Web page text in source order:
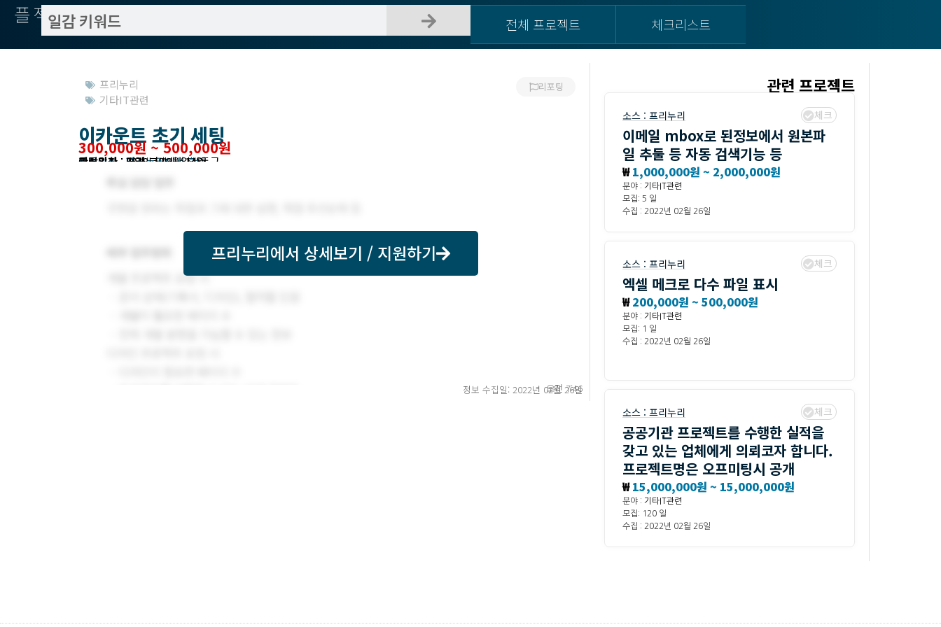
플젝서치 전체 프로젝트 체크리스트
프리누리
기타IT관련
리포팅
이카운트 초기 세팅
300,000원 ~ 500,000원
작업방식 : 파견
모집기한 : 프리누리에서 확인
예상기간 : 5 일
등록일자 : 2018년 08월 14일
관련위치 : 경기 고양시 일산동구
프리누리에서 상세보기 / 지원하기
정보 수집일: 2022년 02월 26일
오전 7:46
관련 프로젝트
소스 : 프리누리 체크
이메일 mbox로 된정보에서 원본파
일 추둘 등 자동 검색기능 등
₩1,000,000원 ~ 2,000,000원
분야 : 기타IT관련
모집: 5 일
수집 : 2022년 02월 26일
소스 : 프리누리 체크
엑셀 메크로 다수 파일 표시
₩200,000원 ~ 500,000원
분야 : 기타IT관련
모집: 1 일
수집 : 2022년 02월 26일
소스 : 프리누리 체크
공공기관 프로젝트를 수행한 실적을
갖고 있는 업체에게 의뢰코자 합니다.
프로젝트명은 오프미팅시 공개
₩15,000,000원 ~ 15,000,000원
분야 : 기타IT관련
모집: 120 일
수집 : 2022년 02월 26일